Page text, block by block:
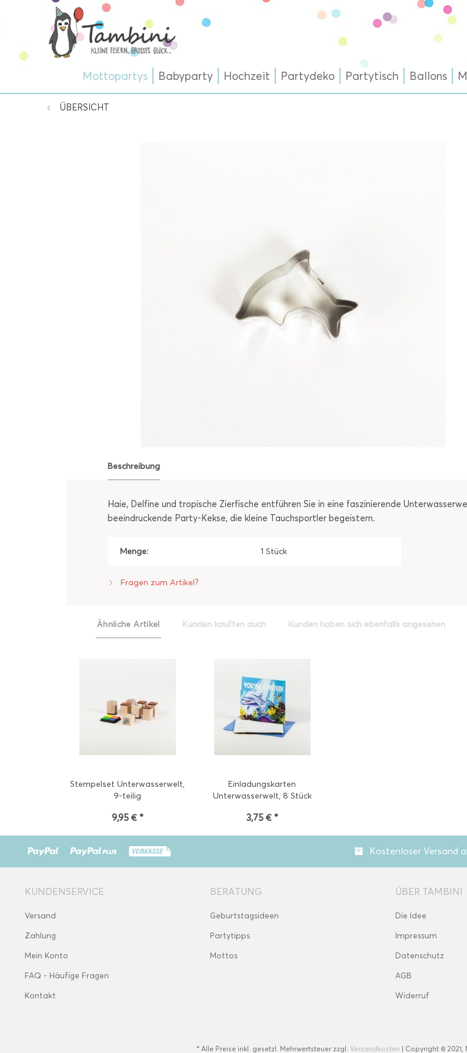
Mottopartys Babyparty Hochzeit Partydeko Partytisch Ballons
ÜBERSICHT
Beschreibung
Haie, Delfine und tropische Zierfische entführen Sie in eine faszinierende
beeindruckende Party-Kekse, die kleine Tauchsportler begeistern.
Menge: 1 Stück
Fragen zum Artikel?
Ähnliche Artikel Kunden kauften auch Kunden haben sich ebenfalls angesehen
Stempelset Unterwasserwelt,
9-teilig
9,95 € *
Einladungskarten
Unterwasserwelt, 8 Stück
3,75 € *
Kostenloser Versand
KUNDENSERVICE
Versand
Zahlung
Mein Konto
FAQ - Häufige Fragen
Kontakt
BERATUNG
Geburtstagsideen
Partytipps
Mottos
ÜBER TAMBINI
Die Idee
Impressum
Datenschutz
AGB
Widerruf
* Alle Preise inkl. gesetzl. Mehrwertsteuer zzgl. Versandkosten | Copyright ©